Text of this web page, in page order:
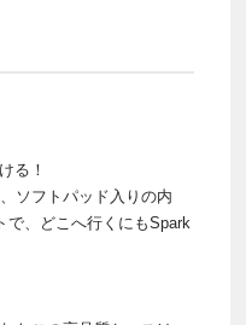
る！
ソフトパッド入りの内
で、どこへ行くにもSpark